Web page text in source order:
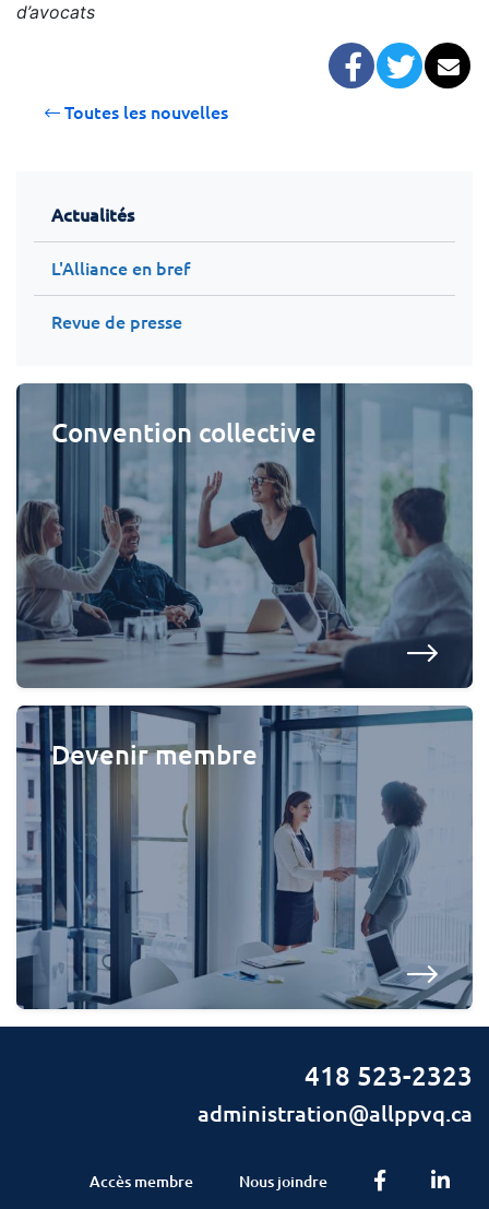
d’avocats
Facebook
Twitter
Toutes les nouvelles
Actualités
L'Alliance en bref
Revue de presse
Convention collective
Devenir membre
418 523-2323
administration@allppvq.ca
Accès membre Nous joindre Facebook